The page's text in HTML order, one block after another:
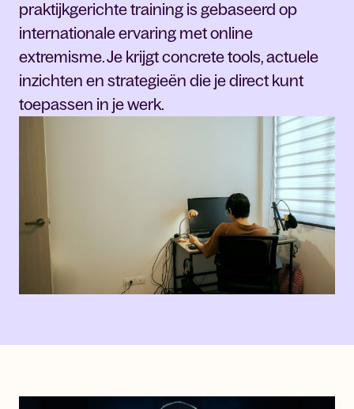
praktijkgerichte training is gebaseerd op
internationale ervaring met online
extremisme. Je krijgt concrete tools, actuele
inzichten en strategieën die je direct kunt
toepassen in je werk.